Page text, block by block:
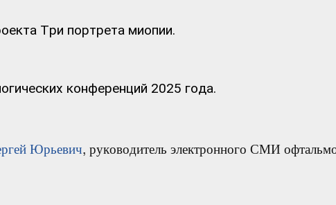
Три портрета миопии.
конференций 2025 года.
Юрьевич, руководитель электронного СМИ